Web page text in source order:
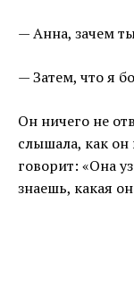
— Анна, зачем
— Затем, что я
Он ничего не
слышала, как
говорит: «Она
знаешь, какая